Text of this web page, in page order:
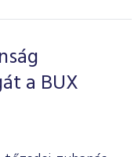
a BUX